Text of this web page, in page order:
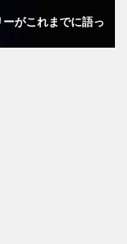
がこれまでに語っ